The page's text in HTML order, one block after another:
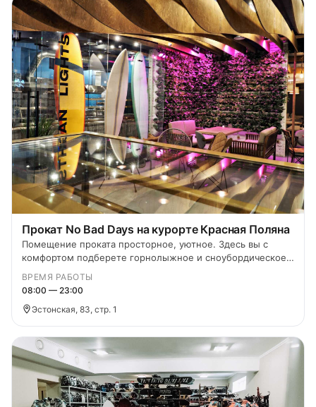
Прокат No Bad Days на курорте Красная Поляна
Помещение проката просторное, уютное. Здесь вы с
комфортом подберете горнолыжное и сноубордическое
ВРЕМЯ РАБОТЫ
08:00 — 23:00
Эстонская, 83, стр. 1